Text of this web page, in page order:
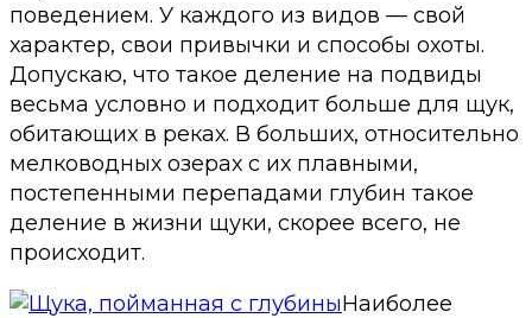
поведением. У каждого из видов — свой
характер, свои привычки и способы охоты.
Допускаю, что такое деление на подвиды
весьма условно и подходит больше для щук,
обитающих в реках. В больших, относительно
мелководных озерах с их плавными,
постепенными перепадами глубин такое
деление в жизни щуки, скорее всего, не
происходит.
Наиболее